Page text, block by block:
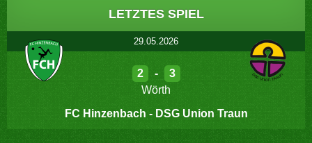
LETZTES SPIEL
29.05.2026
2 -
3
Wörth
FC Hinzenbach - DSG Union Traun